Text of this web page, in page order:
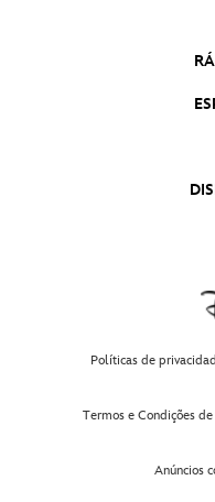
Políticas de
Termos e Condições de
Anúncios